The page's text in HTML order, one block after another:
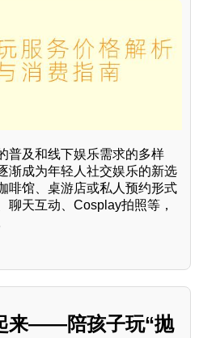
普及和线下娱乐需求的多样
渐成为年轻人社交娱乐的新选
啡馆、桌游店或私人预约形式
聊天互动、Cosplay拍照等，
来——陪孩子玩“抛